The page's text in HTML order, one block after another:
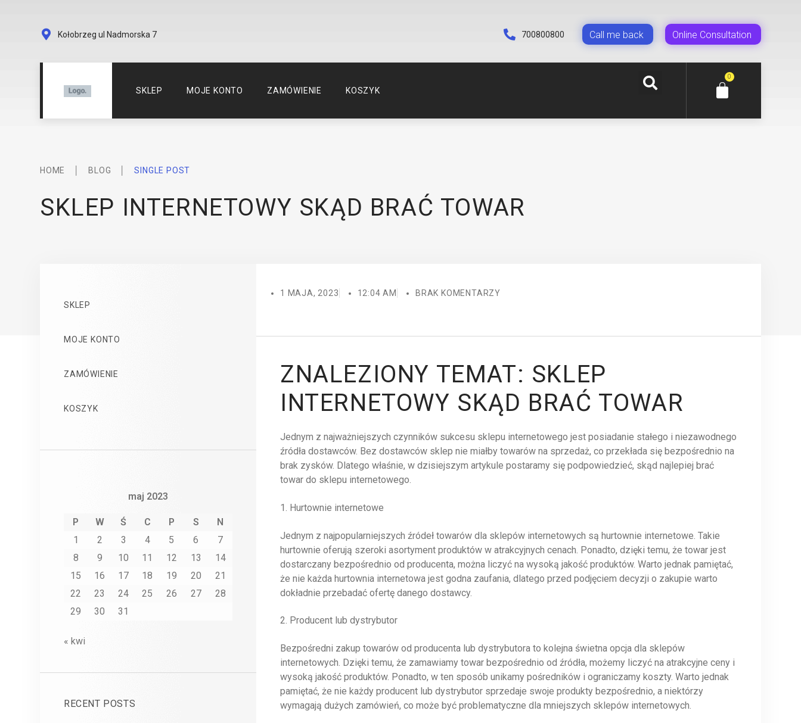
Kołobrzeg ul Nadmorska 7 700800800 Сall me back Online Сonsultation
SKLEP MOJE KONTO ZAMÓWIENIE KOSZYK
0
HOME BLOG SINGLE POST
SKLEP INTERNETOWY SKĄD BRAĆ TOWAR
SKLEP
MOJE KONTO
ZAMÓWIENIE
KOSZYK
maj 2023
P W Ś C P S
N
1
2 3 4 5 6
7
8
9 10 11 12 13
14
15
16 17 18 19 20
21
22
23 24 25 26 27
28
29
30 31
« kwi
RECENT POSTS
1 MAJA, 2023 12:04 AM BRAK KOMENTARZY
ZNALEZIONY TEMAT: SKLEP
INTERNETOWY SKĄD BRAĆ TOWAR
Jednym z najważniejszych czynników sukcesu sklepu internetowego jest posiadanie stałego i niezawodnego
źródła dostawców. Bez dostawców sklep nie miałby towarów na sprzedaż, co przekłada się bezpośrednio na
brak zysków. Dlatego właśnie, w dzisiejszym artykule postaramy się podpowiedzieć, skąd najlepiej brać
towar do sklepu internetowego.
1. Hurtownie internetowe
Jednym z najpopularniejszych źródeł towarów dla sklepów internetowych są hurtownie internetowe. Takie
hurtownie oferują szeroki asortyment produktów w atrakcyjnych cenach. Ponadto, dzięki temu, że towar jest
dostarczany bezpośrednio od producenta, można liczyć na wysoką jakość produktów. Warto jednak pamiętać,
że nie każda hurtownia internetowa jest godna zaufania, dlatego przed podjęciem decyzji o zakupie warto
dokładnie przebadać ofertę danego dostawcy.
2. Producent lub dystrybutor
Bezpośredni zakup towarów od producenta lub dystrybutora to kolejna świetna opcja dla sklepów
internetowych. Dzięki temu, że zamawiamy towar bezpośrednio od źródła, możemy liczyć na atrakcyjne ceny i
wysoką jakość produktów. Ponadto, w ten sposób unikamy pośredników i ograniczamy koszty. Warto jednak
pamiętać, że nie każdy producent lub dystrybutor sprzedaje swoje produkty bezpośrednio, a niektórzy
wymagają dużych zamówień, co może być problematyczne dla mniejszych sklepów internetowych.